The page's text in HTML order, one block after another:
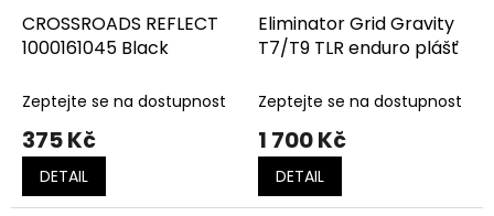
CROSSROADS REFLECT
1000161045 Black
Zeptejte se na dostupnost
375 Kč
DETAIL
Eliminator Grid Gravity
T7/T9 TLR enduro plášť
Zeptejte se na dostupnost
1 700 Kč
DETAIL